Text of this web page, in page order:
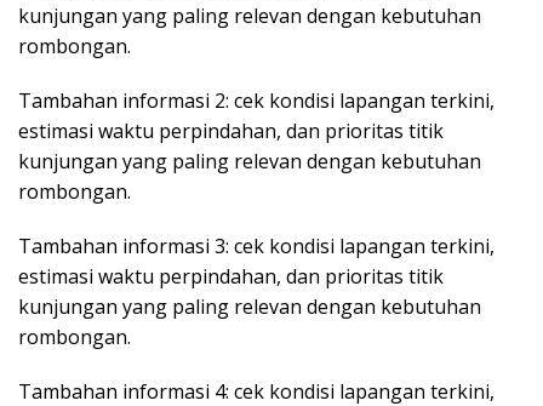
kunjungan yang paling relevan dengan kebutuhan
rombongan.
Tambahan informasi 2: cek kondisi lapangan terkini,
estimasi waktu perpindahan, dan prioritas titik
kunjungan yang paling relevan dengan kebutuhan
rombongan.
Tambahan informasi 3: cek kondisi lapangan terkini,
estimasi waktu perpindahan, dan prioritas titik
kunjungan yang paling relevan dengan kebutuhan
rombongan.
Tambahan informasi 4: cek kondisi lapangan terkini,